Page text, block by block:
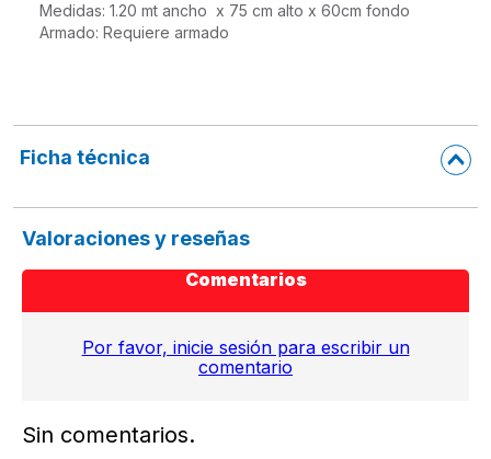
Medidas: 1.20 mt ancho  x 75 cm alto x 60cm fondo
Armado: Requiere armado
Ficha técnica
Valoraciones y reseñas
Comentarios
Por favor, inicie sesión para escribir un
comentario
Sin comentarios.